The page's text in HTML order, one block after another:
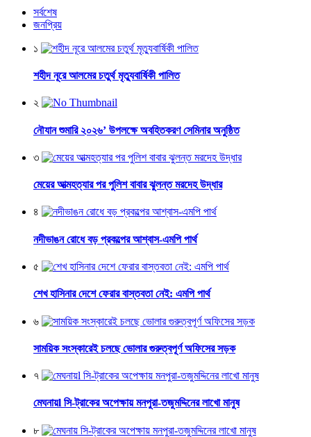
সর্বশেষ
জনপ্রিয়
১
শহীদ নূরে আলমের চতুর্থ মৃত্যুবার্ষিকী পালিত
২
নৌযান শুমারি ২০২৬’ উপলক্ষে অবহিতকরণ সেমিনার অনুষ্ঠিত
৩
মেয়ের আত্মহত্যার পর পুলিশ বাবার ঝুলন্ত মরদেহ উদ্ধার
৪
নদীভাঙন রোধে বড় প্রকল্পের আশ্বাস-এমপি পার্থ
৫
শেখ হাসিনার দেশে ফেরার বাস্তবতা নেই: এমপি পার্থ
৬
সাময়িক সংস্কারেই চলছে ভোলার গুরুত্বপূর্ণ অফিসের সড়ক
৭
মেঘনায়l সি-ট্রাকের অপেক্ষায় মনপুরা-তজুমদ্দিনের লাখো মানুষ
৮